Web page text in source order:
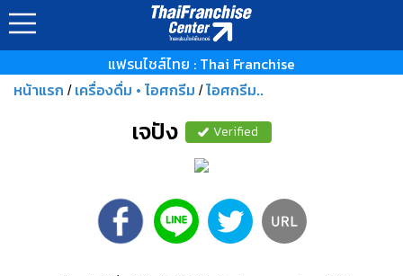
แฟรนไชส์ไทย : Thai Franchise
หน้าแรก / เครื่องดื่ม • ไอศกรีม /ไอศกรีม..
เจปัง Verified